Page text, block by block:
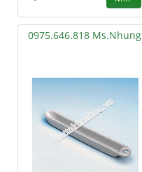
0975.646.818 Ms.Nhung